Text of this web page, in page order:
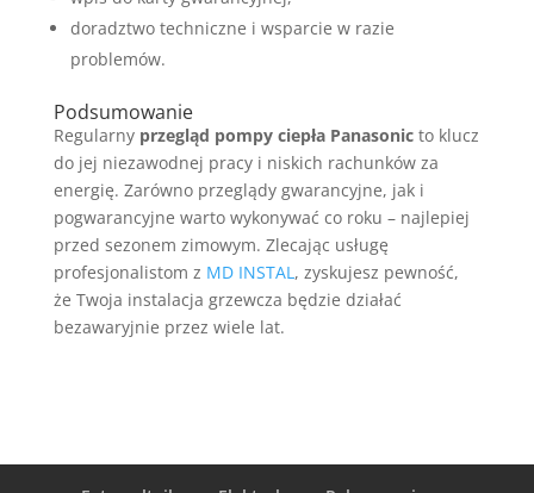
doradztwo techniczne i wsparcie w razie
problemów.
Podsumowanie
Regularny przegląd pompy ciepła Panasonicto klucz
do jej niezawodnej pracy i niskich rachunków za
energię. Zarówno przeglądy gwarancyjne, jak i
pogwarancyjne warto wykonywać co roku – najlepiej
przed sezonem zimowym. Zlecając usługę
profesjonalistom z MD INSTAL, zyskujesz pewność,
że Twoja instalacja grzewcza będzie działać
bezawaryjnie przez wiele lat.